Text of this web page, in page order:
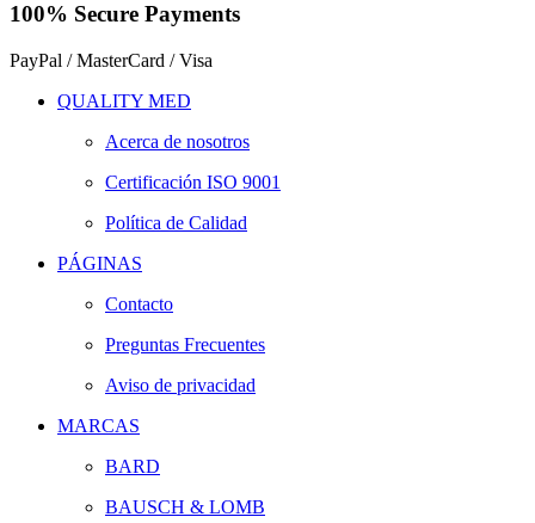
100% Secure Payments
PayPal / MasterCard / Visa
QUALITY MED
Acerca de nosotros
Certificación ISO 9001
Política de Calidad
PÁGINAS
Contacto
Preguntas Frecuentes
Aviso de privacidad
MARCAS
BARD
BAUSCH & LOMB